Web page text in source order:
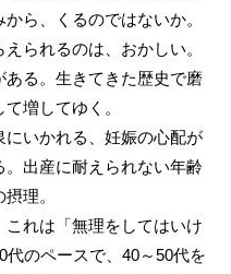
ら、くるのではないか。
られるのは、おかしい。
る。生きてきた歴史で磨
増してゆく。
いかれる、妊娠の心配が
出産に耐えられない年齢
理。
れは「無理をしてはいけ
のペースで、40～50代を